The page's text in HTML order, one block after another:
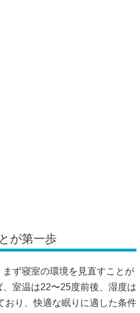
が第一歩
ず寝室の環境を見直すことが
室温は22〜25度前後、湿度は
おり、快適な眠りに適した条件